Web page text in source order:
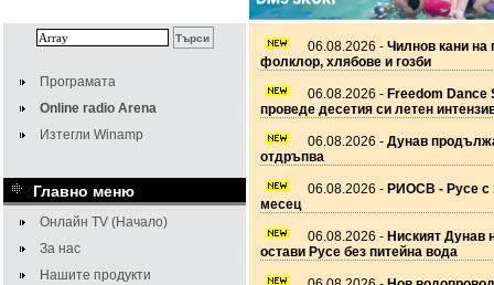
Програмата
Online radio Arena
Изтегли Winamp
Главно меню
Онлайн TV (Начало)
За нас
Нашите продукти
06.08.2026 - Чилнов кани на
фолклор, хлябове и гозби
06.08.2026 - Freedom Dance
проведе десетия си летен
06.08.2026 - Дунав
отдръпва
06.08.2026 - РИОСВ - Русе с
месец
06.08.2026 - Ниският Дунав
остави Русе без питейна вода